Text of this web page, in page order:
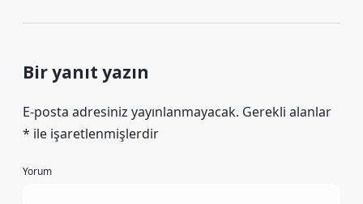
Bir yanıt yazın
E-posta adresiniz yayınlanmayacak. Gerekli alanlar
* ile işaretlenmişlerdir
Yorum